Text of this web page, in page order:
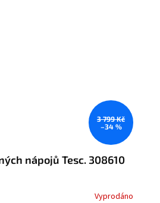
3 799 Kč
–34 %
nápojů Tesc. 308610
Vyprodáno